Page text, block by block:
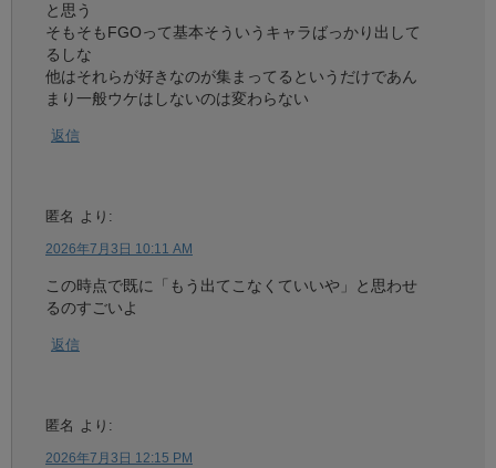
と思う
そもそもFGOって基本そういうキャラばっかり出して
るしな
他はそれらが好きなのが集まってるというだけであん
まり一般ウケはしないのは変わらない
返信
匿名 より:
2026年7月3日 10:11 AM
この時点で既に「もう出てこなくていいや」と思わせ
るのすごいよ
返信
匿名 より:
2026年7月3日 12:15 PM